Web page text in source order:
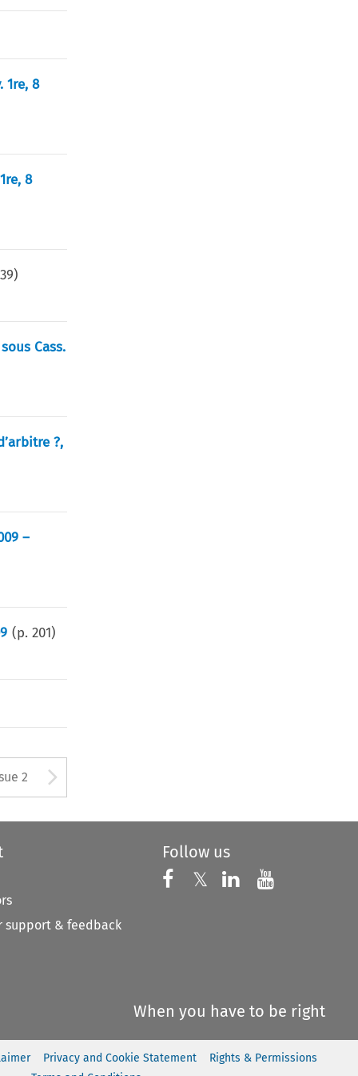
1re, 8
8
)
Cass.
?,
–
(p.201)
2
support & feedback
Follow us
Follow us on
𝕏 Follow us on X
Follow us on
Follow
When you have to be right
Privacy and Cookie Statement
Rights & Permissions